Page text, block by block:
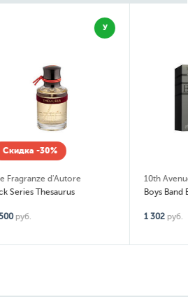
10th Avenue
Boys Band Edition Extreme